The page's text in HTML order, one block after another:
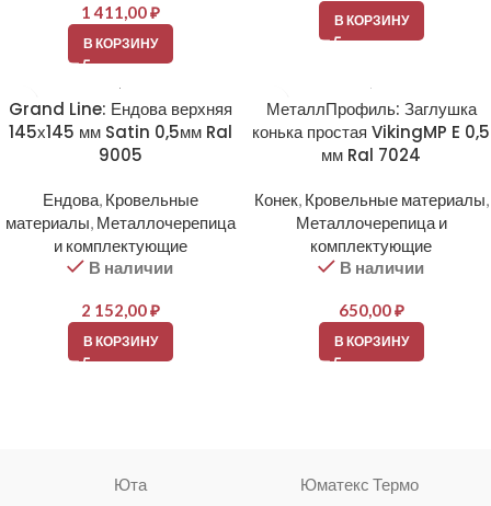
1 411,00₽
В КОРЗИНУ
В КОРЗИНУ
Grand Line: Ендова верхняя
145х145 мм Satin 0,5мм Ral
9005
Ендова, Кровельные
материалы, Металлочерепица
и комплектующие
В наличии
2 152,00₽
В КОРЗИНУ
МеталлПрофиль: Заглушка
конька простая VikingMP E 0,5
мм Ral 7024
Конек, Кровельные материалы,
Металлочерепица и
комплектующие
В наличии
650,00₽
В КОРЗИНУ
Юта Юматекс Термо